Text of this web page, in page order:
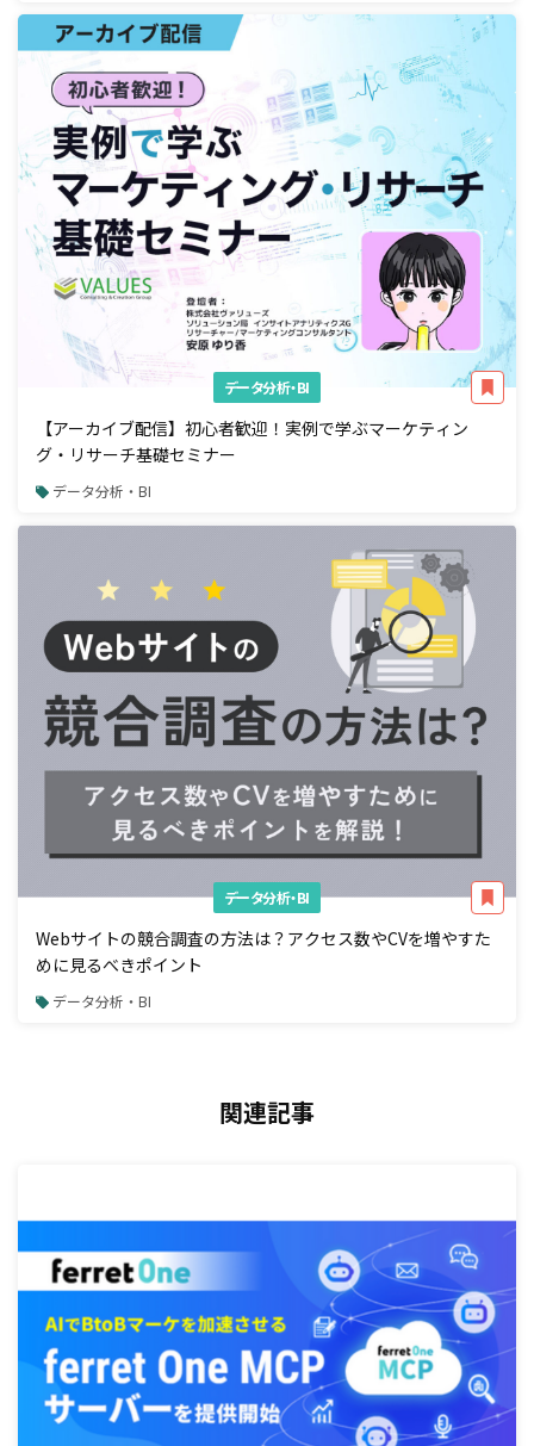
データ分析・BI
【アーカイブ配信】初心者歓迎！実例で学ぶマーケティン
グ・リサーチ基礎セミナー
データ分析・BI
データ分析・BI
Webサイトの競合調査の方法は？アクセス数やCVを増やすた
めに見るべきポイント
データ分析・BI
関連記事